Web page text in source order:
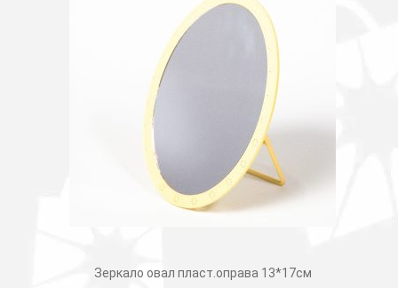
Зеркало овал пласт.оправа 13*17см